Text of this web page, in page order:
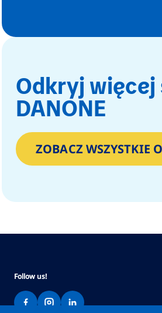
Odkryj więcej
DANONE
ZOBACZ WSZYSTKIE
Follow us!